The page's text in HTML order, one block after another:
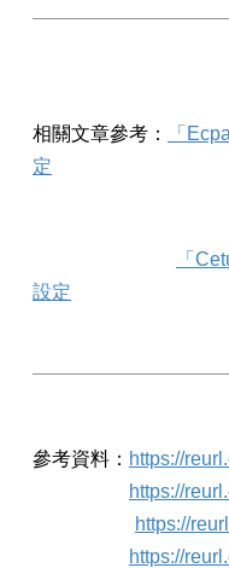
相關文章參考：
「
定
「
設定
參考資料： https://
https://
https://
https://